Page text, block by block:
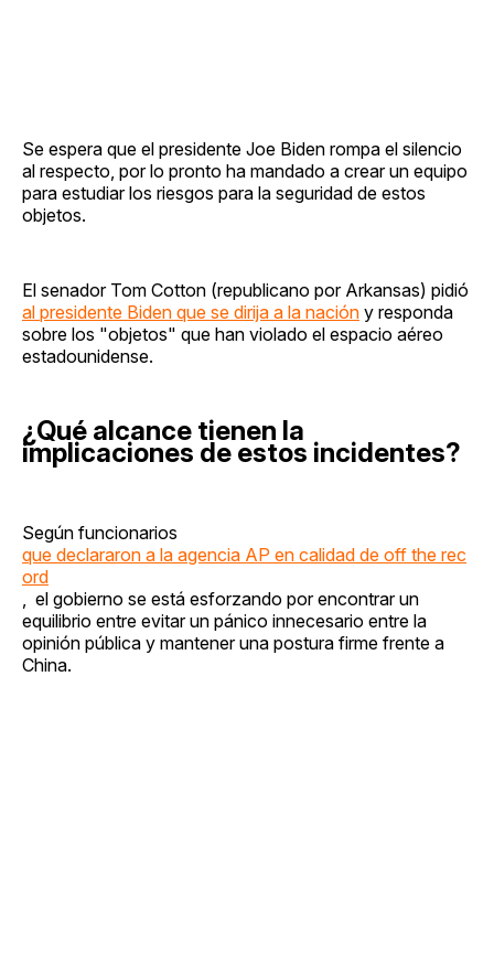
Se espera que el presidente Joe Biden rompa el silencio
al respecto, por lo pronto ha mandado a crear un equipo
para estudiar los riesgos para la seguridad de estos
objetos.
El senador Tom Cotton (republicano por Arkansas) pidió
al presidente Biden que se dirija a la nación y responda
sobre los "objetos" que han violado el espacio aéreo
estadounidense.
¿Qué alcance tienen la
implicaciones de estos incidentes?
Según funcionarios
que declararon a la agencia AP en calidad de off the rec
ord
, el gobierno se está esforzando por encontrar un
equilibrio entre evitar un pánico innecesario entre la
opinión pública y mantener una postura firme frente a
China.